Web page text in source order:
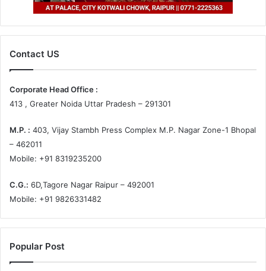
Contact US
Corporate Head Office :
413 , Greater Noida Uttar Pradesh – 291301
M.P. : 403, Vijay Stambh Press Complex M.P. Nagar Zone-1 Bhopal
– 462011
Mobile: +91 8319235200
C.G.: 6D,Tagore Nagar Raipur – 492001
Mobile: +91 9826331482
Popular Post